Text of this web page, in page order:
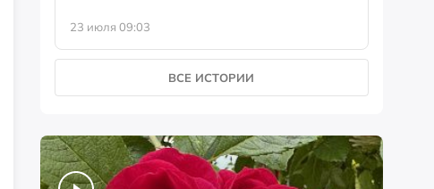
23 июля 09:03
ВСЕ ИСТОРИИ